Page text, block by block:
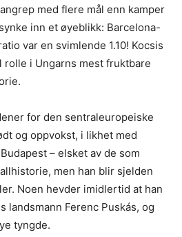
med flere mål enn kamper
inn et øyeblikk: Barcelona-
var en svimlende 1.10! Kocsis
rolle i Ungarns mest fruktbare
for den sentraleuropeiske
og oppvokst, i likhet med
– elsket av de som
men han blir sjelden
Noen hevder imidlertid at han
landsmann Ferenc Puskás, og
tyngde.